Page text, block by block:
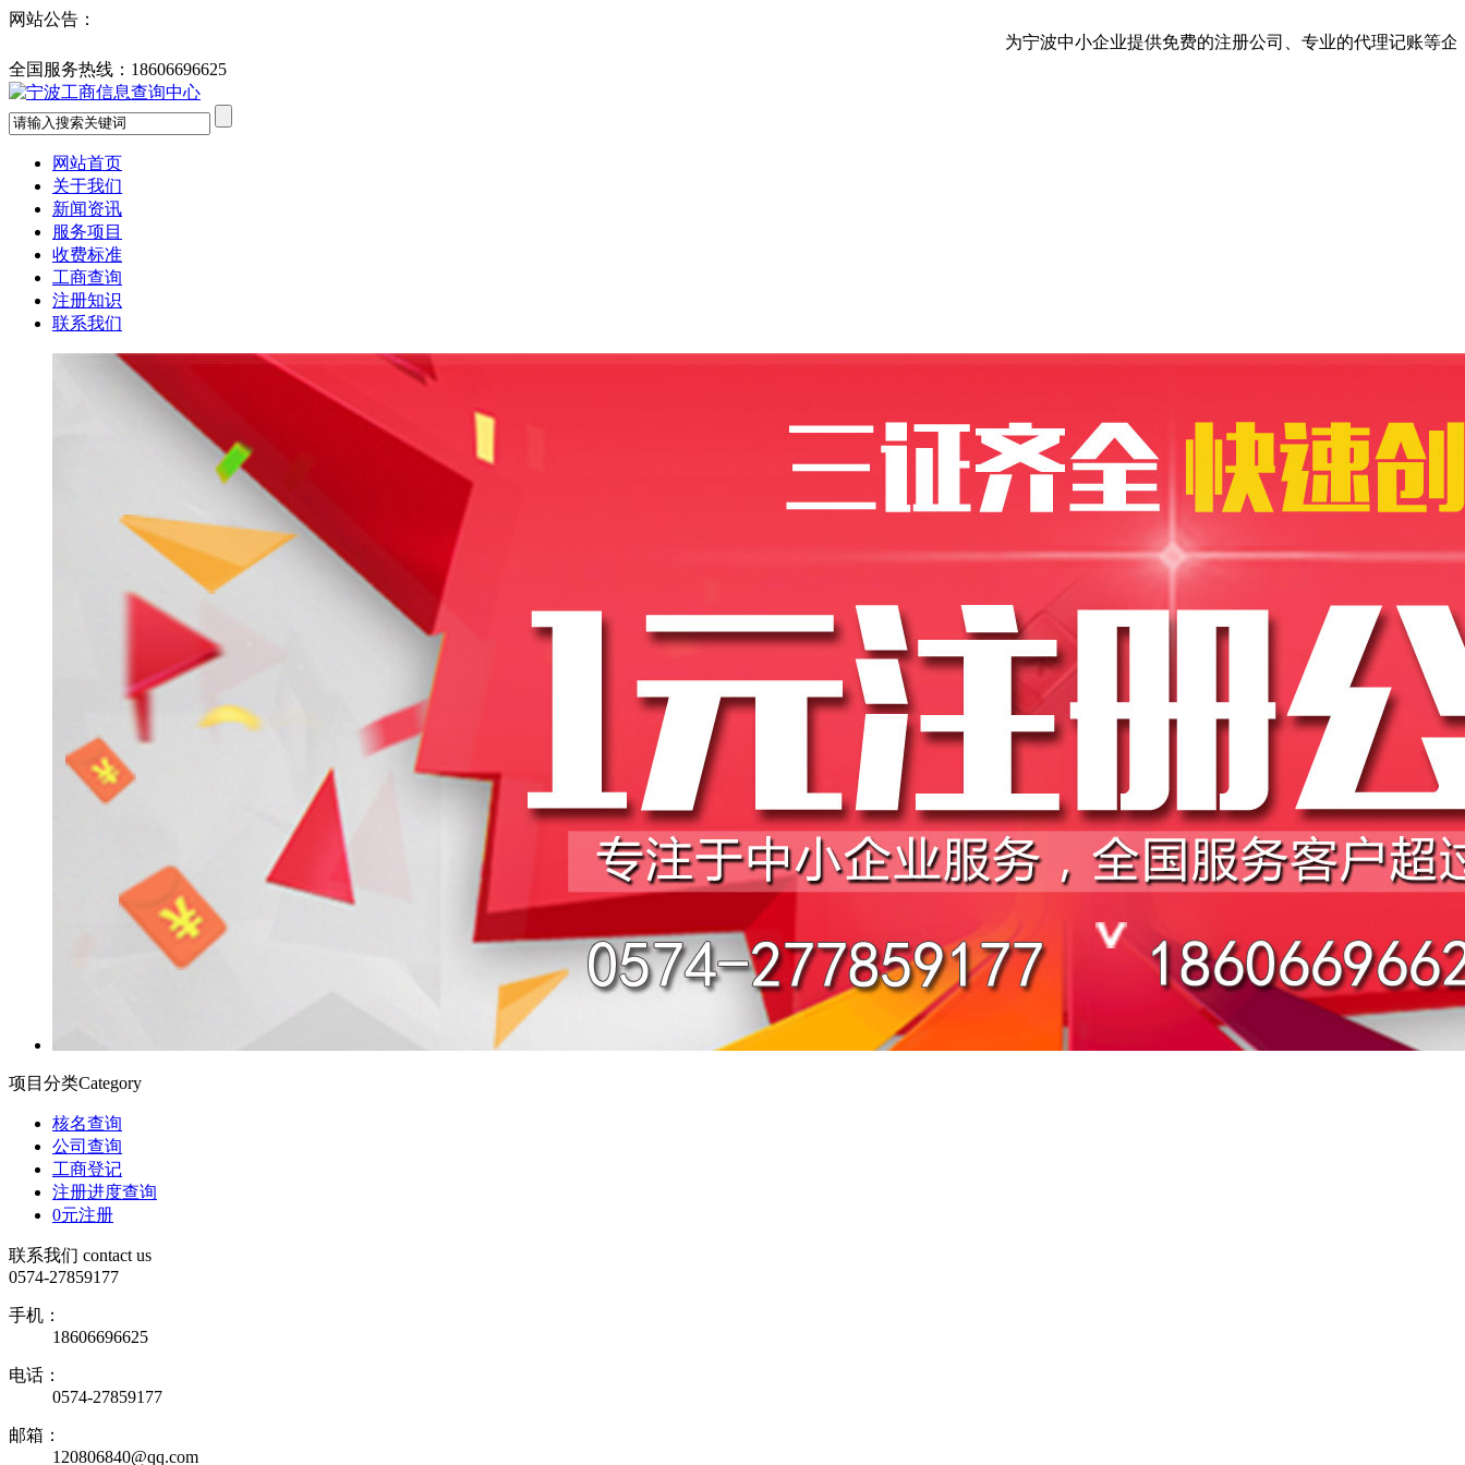
网站公告：
为宁波中小企业提供免费的注册公司、专业的代理记账等企
全国服务热线： 18606696625
网站首页
关于我们
新闻资讯
服务项目
收费标准
工商查询
注册知识
联系我们
项目分类Category
核名查询
公司查询
工商登记
注册进度查询
0元注册
联系我们 contact us
0574-27859177
手机：
18606696625
电话：
0574-27859177
邮箱：
120806840@qq.com